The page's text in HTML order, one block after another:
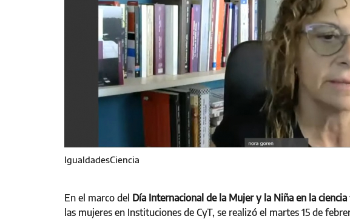
IgualdadesCiencia
En el marco del Día Internacional de la Mujer y la Niña en la ciencia
las mujeres en Instituciones de CyT, se realizó el martes 15 de